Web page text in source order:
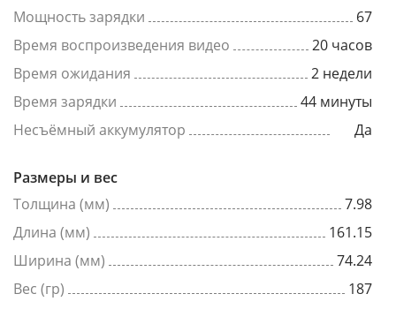
Мощность зарядки
67
Время воспроизведения видео
20 часов
Время ожидания
2 недели
Время зарядки
44 минуты
Несъёмный аккумулятор
Да
Размеры и вес
Толщина (мм)
7.98
Длина (мм)
161.15
Ширина (мм)
74.24
Вес (гр)
187